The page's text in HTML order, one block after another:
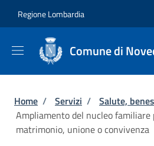
Regione Lombardia
Comune di
Briciole di pane
Home / Servizi / Salute,
Ampliamento del nucleo familiare
matrimonio, unione o convivenza